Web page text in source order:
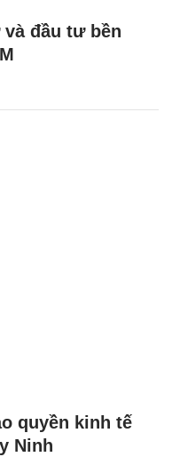
đầu tư bền
quyền kinh tế
Ninh